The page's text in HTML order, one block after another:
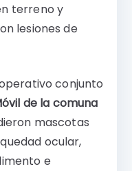
terreno y
lesiones de
conjunto
de la comuna
mascotas
ocular,
e